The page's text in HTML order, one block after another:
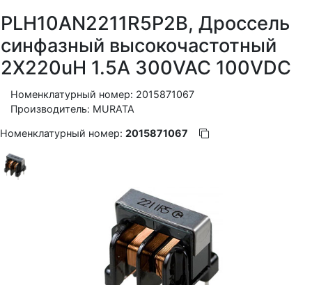
PLH10AN2211R5P2B, Дроссель
синфазный высокочастотный
2X220uH 1.5A 300VAC 100VDC
Номенклатурный номер: 2015871067
Производитель: MURATA
Номенклатурный номер: 2015871067